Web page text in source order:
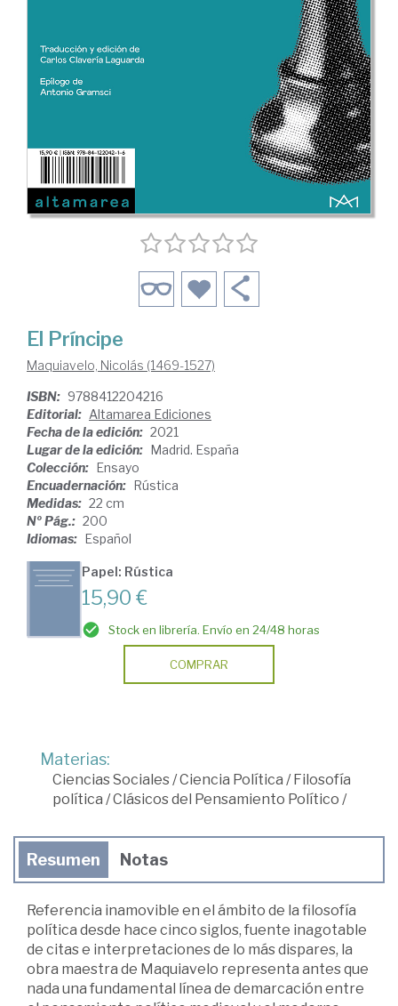
El Príncipe
Maquiavelo, Nicolás (1469-1527)
ISBN: 9788412204216
Editorial: Altamarea Ediciones
Fecha de la edición: 2021
Lugar de la edición: Madrid. España
Colección: Ensayo
Encuadernación: Rústica
Medidas: 22 cm
Nº Pág.: 200
Idiomas: Español
Papel: Rústica
15,90 €
Stock en librería. Envío en 24/48 horas
COMPRAR
Materias:
Ciencias Sociales/Ciencia Política /Filosofía
política /Clásicos del Pensamiento Político /
Resumen Notas
Referencia inamovible en el ámbito de la filosofía
política desde hace cinco siglos, fuente inagotable
de citas e interpretaciones de lo más dispares, la
obra maestra de Maquiavelo representa antes que
nada una fundamental línea de demarcación entre